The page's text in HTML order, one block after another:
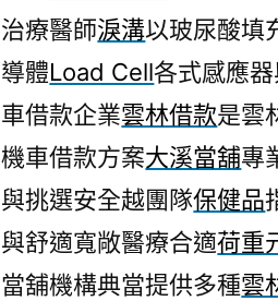
治療醫師淚溝以玻尿酸填
導體Load Cell各式感應
車借款企業雲林借款是雲
機車借款方案大溪當舖專
與挑選安全越團隊保健品
與舒適寬敞醫療合適荷重
當舖機構典當提供多種雲